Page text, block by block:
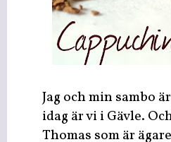
Jag och min sambo
idag är vi i Gävle.
Thomas som är